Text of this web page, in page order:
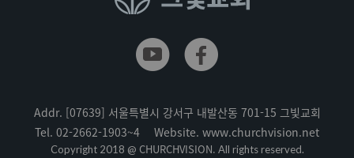
Addr. [07639] 서울특별시 강서구 내발산동 701-15 그빛교회
Tel. 02-2662-1903~4 Website. www.churchvision.net
Copyright 2018 @ CHURCHVISION. All rights reserved.